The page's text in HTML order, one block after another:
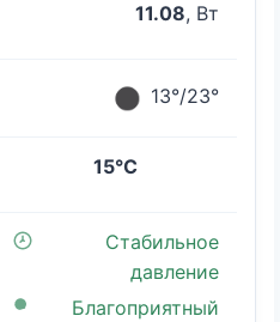
11.08, Вт
13°/23°
15°C
Стабильное
давление
Благоприятный